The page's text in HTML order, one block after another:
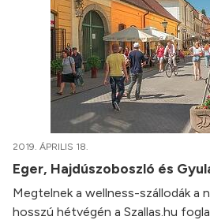
2019. ÁPRILIS 18.
Eger, Hajdúszoboszló és
Megtelnek a wellness-szállodák a
hosszú hétvégén a Szallas.hu